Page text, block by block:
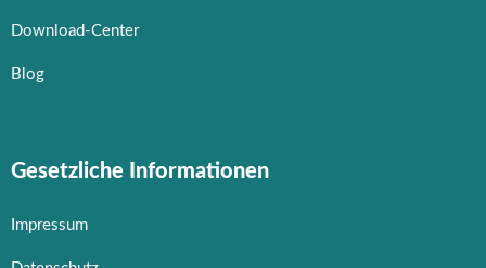
Download-Center
Blog
Gesetzliche Informationen
Impressum